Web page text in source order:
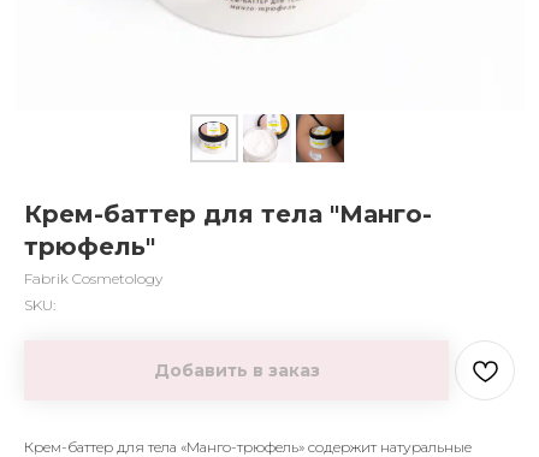
Крем-баттер для тела "Манго-
трюфель"
Fabrik Cosmetology
SKU:
Добавить в заказ
Крем-баттер для тела «Манго-трюфель» содержит натуральные